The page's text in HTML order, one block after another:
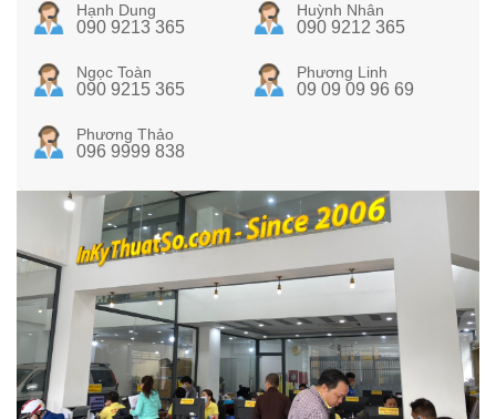
Hạnh Dung
090 9213 365
Huỳnh Nhân
090 9212 365
Ngọc Toàn
090 9215 365
Phương Linh
09 09 09 96 69
Phương Thảo
096 9999 838